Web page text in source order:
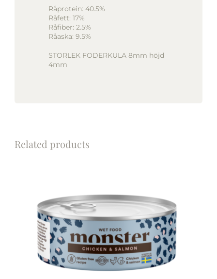
Råprotein: 40.5%
Råfett: 17%
Råfiber: 2.5%
Råaska: 9.5%
STORLEK FODERKULA 8mm höjd
4mm
Related products